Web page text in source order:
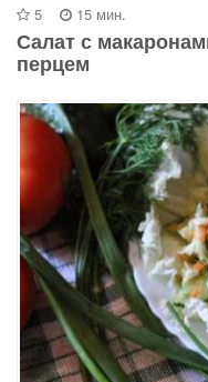
5 15 мин.
Салат с
перцем